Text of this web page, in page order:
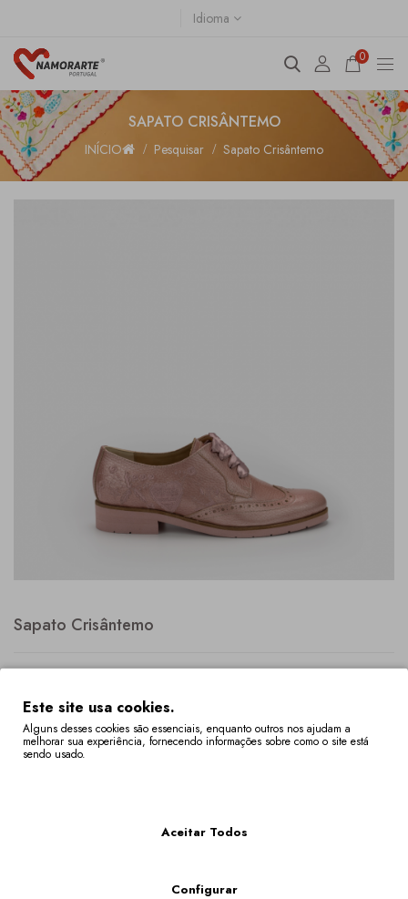
Idioma
0
SAPATO CRISÂNTEMO
INÍCIO Pesquisar Sapato Crisântemo
Sapato Crisântemo
149,00€
Este site usa cookies.
Alguns desses cookies são essenciais, enquanto outros nos ajudam a
melhorar sua experiência, fornecendo informações sobre como o site está
sendo usado.
Aceitar Todos
Configurar